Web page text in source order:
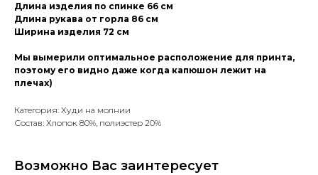
Длина изделия по спинке 66 см
Длина рукава от горла 86 см
Ширина изделия 72 см
Мы вымерили оптимальное расположение для принта,
поэтому его видно даже когда капюшон лежит на
плечах)
Категория: Худи на молнии
Состав: Хлопок 80%, полиэстер 20%
Возможно Вас заинтересует